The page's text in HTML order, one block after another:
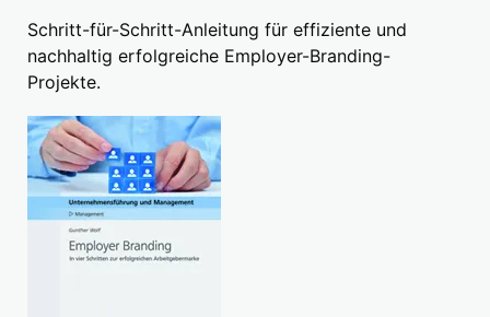
Schritt-für-Schritt-Anleitung für effiziente und
nachhaltig erfolgreiche Employer-Branding-
Projekte.